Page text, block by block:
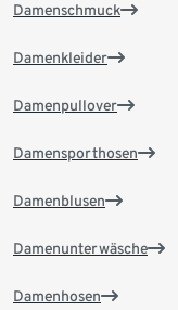
Damenschmuck
Damenkleider
Damenpullover
Damensporthosen
Damenblusen
Damenunterwäsche
Damenhosen